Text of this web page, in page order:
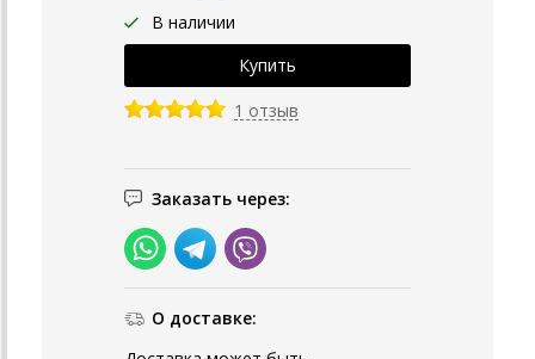
В наличии
1 отзыв
Заказать через:
О доставке: